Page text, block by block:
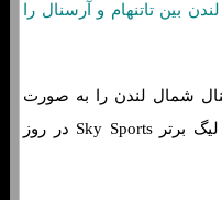
بین تاتنهام و آرسنال را
شمال لندن را به صورت
زنده در رویداد اصلی Sky Sports و لیگ برتر Sky Sports در روز